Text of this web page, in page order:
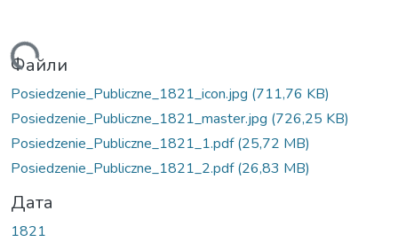
Файли
Posiedzenie_Publiczne_1821_icon.jpg (711,76 KB)
Posiedzenie_Publiczne_1821_master.jpg (726,25 KB)
Posiedzenie_Publiczne_1821_1.pdf(25,72 MB)
Posiedzenie_Publiczne_1821_2.pdf(26,83 MB)
Дата
1821